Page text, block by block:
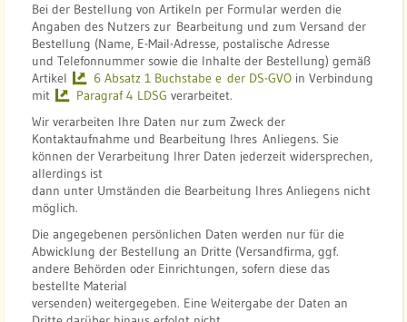
Bei der Bestellung von Artikeln per Formular werden die
Angaben des Nutzers zur Bearbeitung und zum Versand der
Bestellung (Name, E-Mail-Adresse, postalische Adresse
und Telefonnummer sowie die Inhalte der Bestellung) gemäß
Artikel
6 Absatz 1 Buchstabe e der DS-GVO in Verbindung
mit
Paragraf 4 LDSG verarbeitet.
Wir verarbeiten Ihre Daten nur zum Zweck der
Kontaktaufnahme und Bearbeitung Ihres Anliegens. Sie
können der Verarbeitung Ihrer Daten jederzeit widersprechen,
allerdings ist
dann unter Umständen die Bearbeitung Ihres Anliegens nicht
möglich.
Die angegebenen persönlichen Daten werden nur für die
Abwicklung der Bestellung an Dritte (Versandfirma, ggf.
andere Behörden oder Einrichtungen, sofern diese das
bestellte Material
versenden) weitergegeben. Eine Weitergabe der Daten an